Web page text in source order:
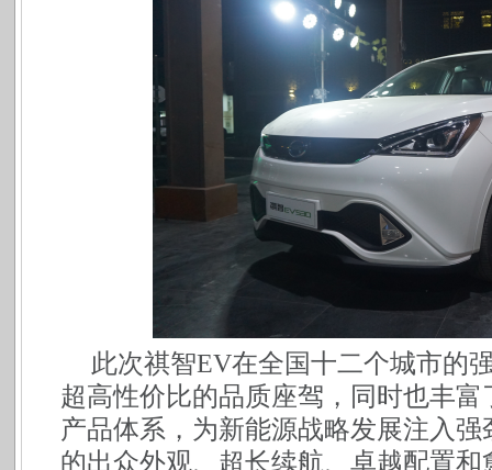
此次祺智EV在全国十二个城市的
超高性价比的品质座驾，同时也丰
产品体系，为新能源战略发展注入
的出众外观、超长续航、卓越配置